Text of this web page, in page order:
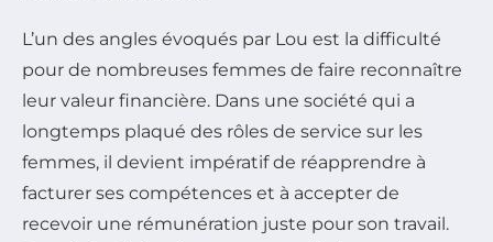
L’un des angles évoqués par Lou est la difficulté
pour de nombreuses femmes de faire reconnaître
leur valeur financière. Dans une société qui a
longtemps plaqué des rôles de service sur les
femmes, il devient impératif de réapprendre à
facturer ses compétences et à accepter de
recevoir une rémunération juste pour son travail.